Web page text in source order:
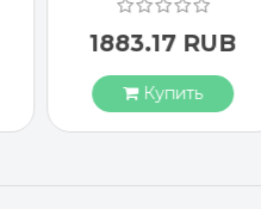
1883.17 RUB
Купить